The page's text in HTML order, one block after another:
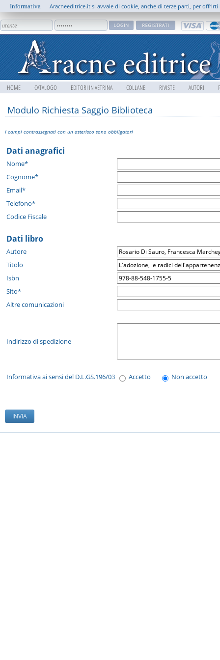
HOME CATALOGO EDITORI IN VETRINA COLLANE RIVISTE AUTORI
Modulo Richiesta Saggio Biblioteca
I campi contrassegnati con un asterisco sono obbligatori
Dati anagrafici
Nome*
Cognome*
Email*
Telefono*
Codice Fiscale
Dati libro
Autore
Titolo
Isbn
Sito*
Altre comunicazioni
Indirizzo di spedizione
Informativa ai sensi del D.L.GS.196/03 Accetto Non accetto
Informativa Aracneeditrice.it si avvale di cookie, anche di terze parti, per